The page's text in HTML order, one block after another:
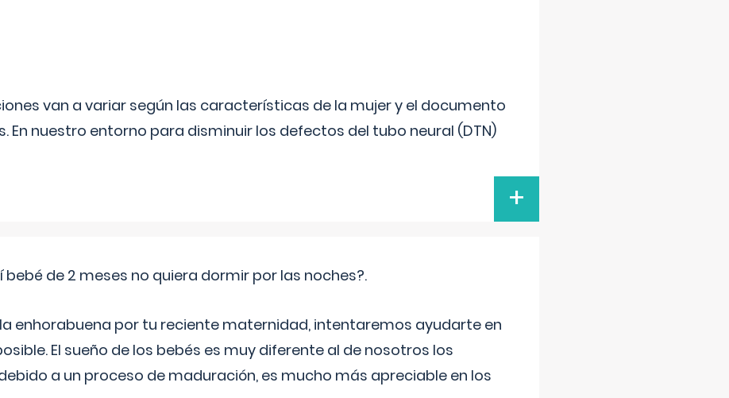
van a variar según las características de la mujer y el documento
En nuestro entorno para disminuir los defectos del tubo neural (DTN)
+
bebé de 2 meses no quiera dormir por las noches?.
enhorabuena por tu reciente maternidad, intentaremos ayudarte en
El sueño de los bebés es muy diferente al de nosotros los
a un proceso de maduración, es mucho más apreciable en los